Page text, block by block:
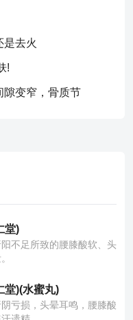
是去火
!
隙变窄，骨质节
堂)
不足所致的腰膝酸软、头
堂)(水蜜丸)
亏损，头晕耳鸣，腰膝酸